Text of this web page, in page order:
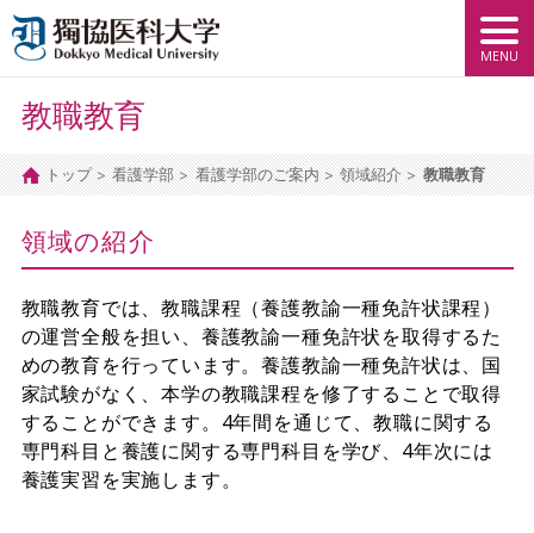
教職教育
トップ 看護学部 看護学部のご案内 領域紹介 教職教育
領域の紹介
教職教育では、教職課程（養護教諭一種免許状課程）
の運営全般を担い、養護教諭一種免許状を取得するた
めの教育を行っています。養護教諭一種免許状は、国
家試験がなく、本学の教職課程を修了することで取得
することができます。4年間を通じて、教職に関する
専門科目と養護に関する専門科目を学び、4年次には
養護実習を実施します。